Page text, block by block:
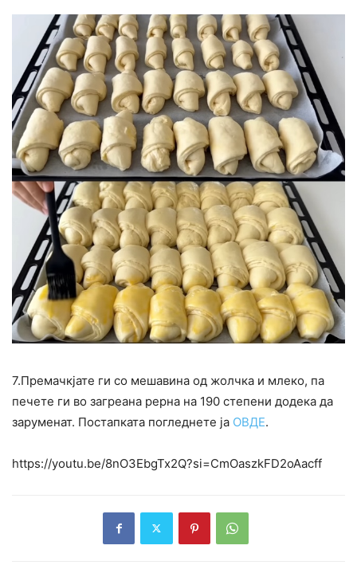
7.Премачкјате ги со мешавина од жолчка и млеко, па
печете ги во загреана рерна на 190 степени додека да
заруменат. Постапката погледнете ја ОВДЕ.
https://youtu.be/8nO3EbgTx2Q?si=CmOaszkFD2oAacff